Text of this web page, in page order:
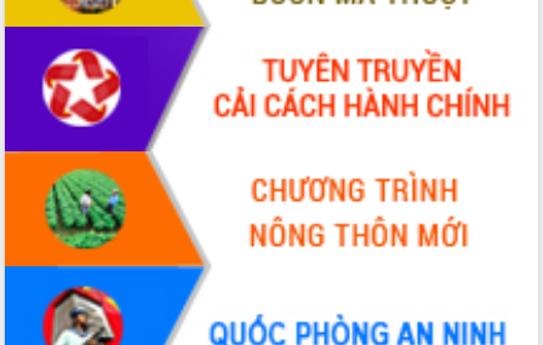
Hòn Yến phát triển du lịch gắn với bảo
Lấy ý kiến điều chỉnh Quy hoạch tỉnh
Đắk Lắk thời kỳ 2021-2030, tầm nhìn
đến năm 2050
Phát động chiến dịch 30 ngày đêm
giải phóng mặt bằng Tuyến đường bộ
ven biển
Đắk Lắk nỗ lực thúc đẩy tăng trưởng
kinh tế từ 10% trở lên trong Quý
Đắk Lắk ký kết thỏa thuận hợp tác về
chuyển đổi số giai đoạn 2026 – 2030